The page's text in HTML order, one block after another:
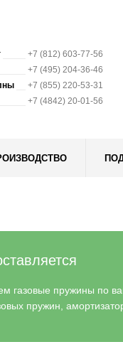
+7 (812) 603-77-56
+7 (495) 204-36-46
+7 (855) 220-53-31
+7 (4842) 20-01-56
газовые пружины по
пружин,